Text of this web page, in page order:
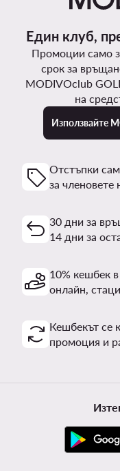
Един клуб,
Промоции само
срок за
MODIVOclub
на
Използвайте
Отстъпки
за членовете
30 дни за
14 дни за
10% кешбек
онлайн,
Кешбекът се
промоция и